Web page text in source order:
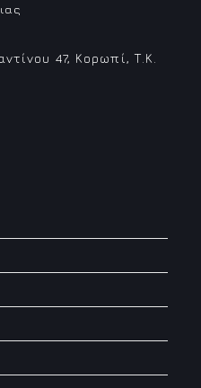
47, Κορωπί, Τ.Κ.